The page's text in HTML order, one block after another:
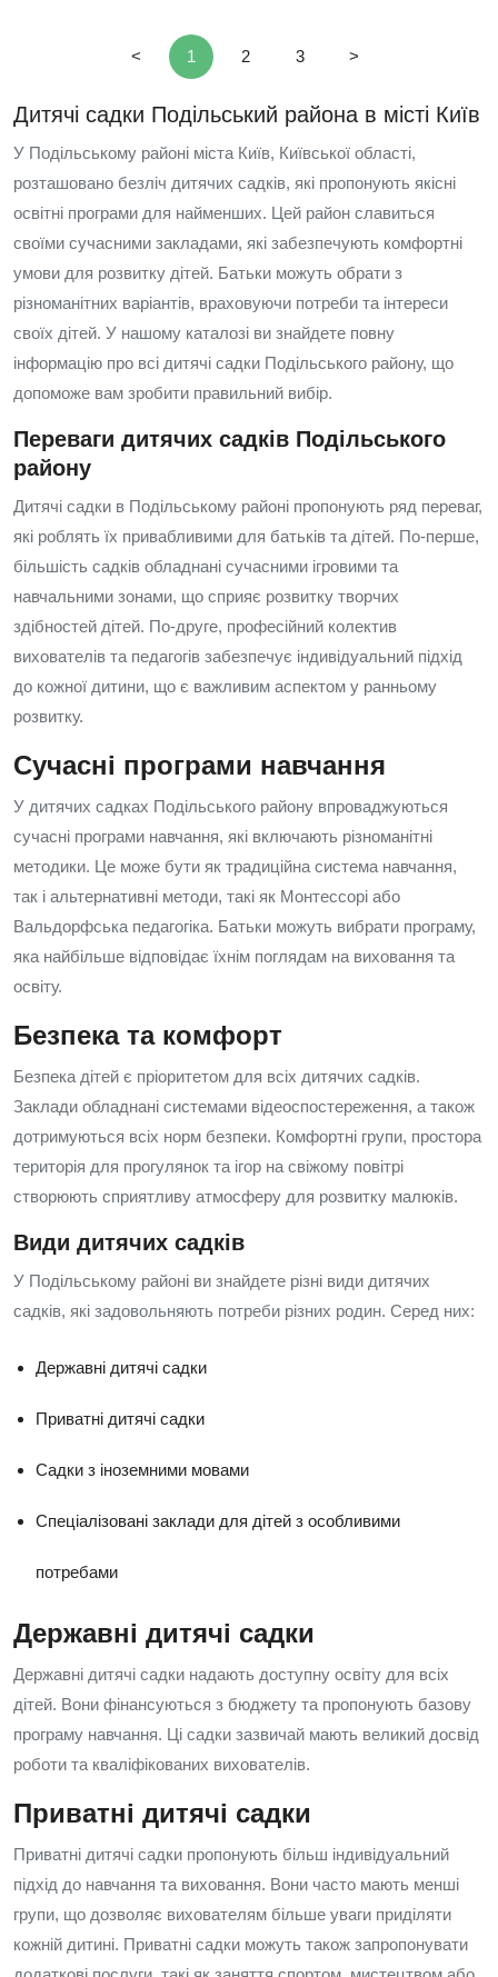
< 1 2 3 >
Дитячі садки Подільський района в місті Київ
У Подільському районі міста Київ, Київської області,
розташовано безліч дитячих садків, які пропонують якісні
освітні програми для найменших. Цей район славиться
своїми сучасними закладами, які забезпечують комфортні
умови для розвитку дітей. Батьки можуть обрати з
різноманітних варіантів, враховуючи потреби та інтереси
своїх дітей. У нашому каталозі ви знайдете повну
інформацію про всі дитячі садки Подільського району, що
допоможе вам зробити правильний вибір.
Переваги дитячих садків Подільського
району
Дитячі садки в Подільському районі пропонують ряд переваг,
які роблять їх привабливими для батьків та дітей. По-перше,
більшість садків обладнані сучасними ігровими та
навчальними зонами, що сприяє розвитку творчих
здібностей дітей. По-друге, професійний колектив
вихователів та педагогів забезпечує індивідуальний підхід
до кожної дитини, що є важливим аспектом у ранньому
розвитку.
Сучасні програми навчання
У дитячих садках Подільського району впроваджуються
сучасні програми навчання, які включають різноманітні
методики. Це може бути як традиційна система навчання,
так і альтернативні методи, такі як Монтессорі або
Вальдорфська педагогіка. Батьки можуть вибрати програму,
яка найбільше відповідає їхнім поглядам на виховання та
освіту.
Безпека та комфорт
Безпека дітей є пріоритетом для всіх дитячих садків.
Заклади обладнані системами відеоспостереження, а також
дотримуються всіх норм безпеки. Комфортні групи, простора
територія для прогулянок та ігор на свіжому повітрі
створюють сприятливу атмосферу для розвитку малюків.
Види дитячих садків
У Подільському районі ви знайдете різні види дитячих
садків, які задовольняють потреби різних родин. Серед них:
Державні дитячі садки
Приватні дитячі садки
Садки з іноземними мовами
Спеціалізовані заклади для дітей з особливими
потребами
Державні дитячі садки
Державні дитячі садки надають доступну освіту для всіх
дітей. Вони фінансуються з бюджету та пропонують базову
програму навчання. Ці садки зазвичай мають великий досвід
роботи та кваліфікованих вихователів.
Приватні дитячі садки
Приватні дитячі садки пропонують більш індивідуальний
підхід до навчання та виховання. Вони часто мають менші
групи, що дозволяє вихователям більше уваги приділяти
кожній дитині. Приватні садки можуть також запропонувати